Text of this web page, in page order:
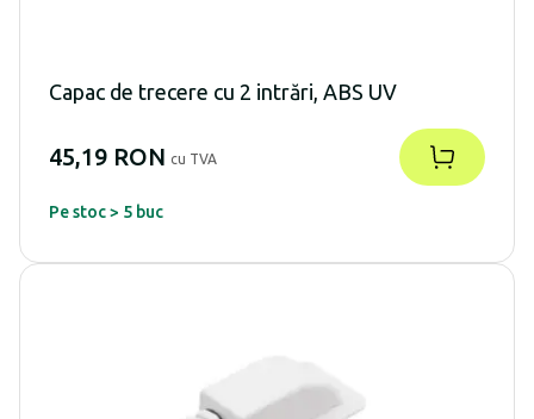
Capac de trecere cu 2 intrări, ABS UV
45,19 RON cu TVA
Pe stoc > 5 buc